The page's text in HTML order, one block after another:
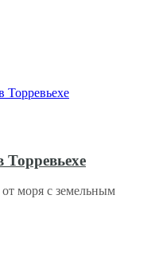
моря с земельным